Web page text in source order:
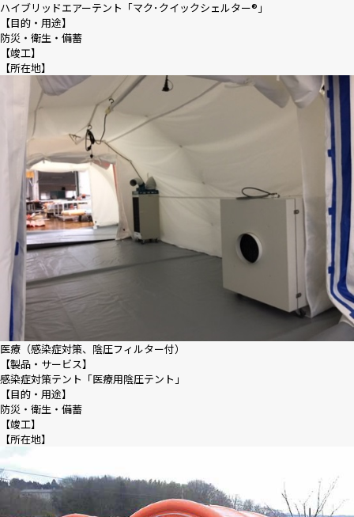
ニュース
お問い合わせ
Webカタログ
メニューを閉じる
ハイブリッドエアーテント「マク･クイックシェルター®｣
【目的・用途】
防災・衛生・備蓄
【竣工】
【所在地】
医療（感染症対策、陰圧フィルター付）
【製品・サービス】
感染症対策テント「医療用陰圧テント」
【目的・用途】
防災・衛生・備蓄
【竣工】
【所在地】